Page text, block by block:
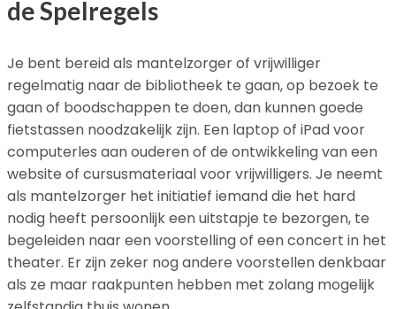
de Spelregels
Je bent bereid als mantelzorger of vrijwilliger
regelmatig naar de bibliotheek te gaan, op bezoek te
gaan of boodschappen te doen, dan kunnen goede
fietstassen noodzakelijk zijn. Een laptop of iPad voor
computerles aan ouderen of de ontwikkeling van een
website of cursusmateriaal voor vrijwilligers. Je neemt
als mantelzorger het initiatief iemand die het hard
nodig heeft persoonlijk een uitstapje te bezorgen, te
begeleiden naar een voorstelling of een concert in het
theater. Er zijn zeker nog andere voorstellen denkbaar
als ze maar raakpunten hebben met zolang mogelijk